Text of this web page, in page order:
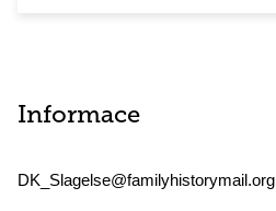
Informace
DK_Slagelse@familyhistorymail.org